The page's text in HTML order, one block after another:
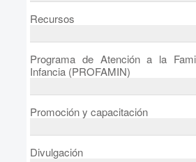
Recursos
Programa de Atención a la
Infancia (PROFAMIN)
Promoción y capacitación
Divulgación